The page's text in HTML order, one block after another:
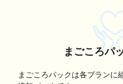
まごころパ
まごころパックは各プランに